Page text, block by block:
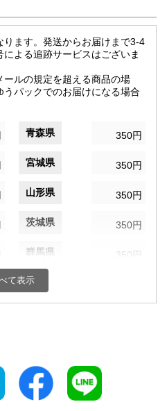
ります。発送からお届けまで3-4
よる追跡サービスはございま
ルの規定を超える商品の場
パックでのお届けになる場合
青森県 350円
宮城県 350円
山形県 350円
茨城県 350円
群馬県 350円
千葉県
福井県
長野県
て表示